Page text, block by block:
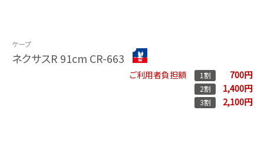
ケープ
ネクサスR 91cm CR-663
ご利用者負担額 1割 700円
2割 1,400円
3割 2,100円